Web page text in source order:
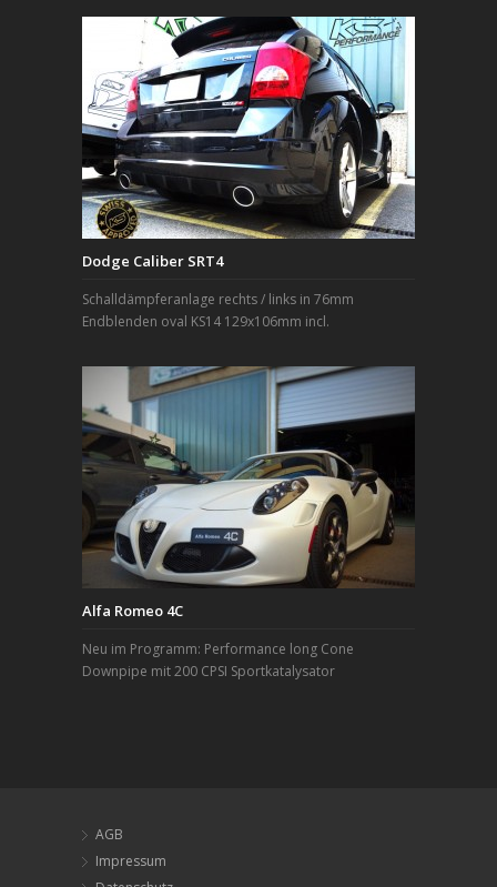
Dodge Caliber SRT4
Schalldämpferanlage rechts / links in 76mm
Endblenden oval KS14 129x106mm incl.
Alfa Romeo 4C
Neu im Programm: Performance long Cone
Downpipe mit 200 CPSI Sportkatalysator
AGB
Impressum